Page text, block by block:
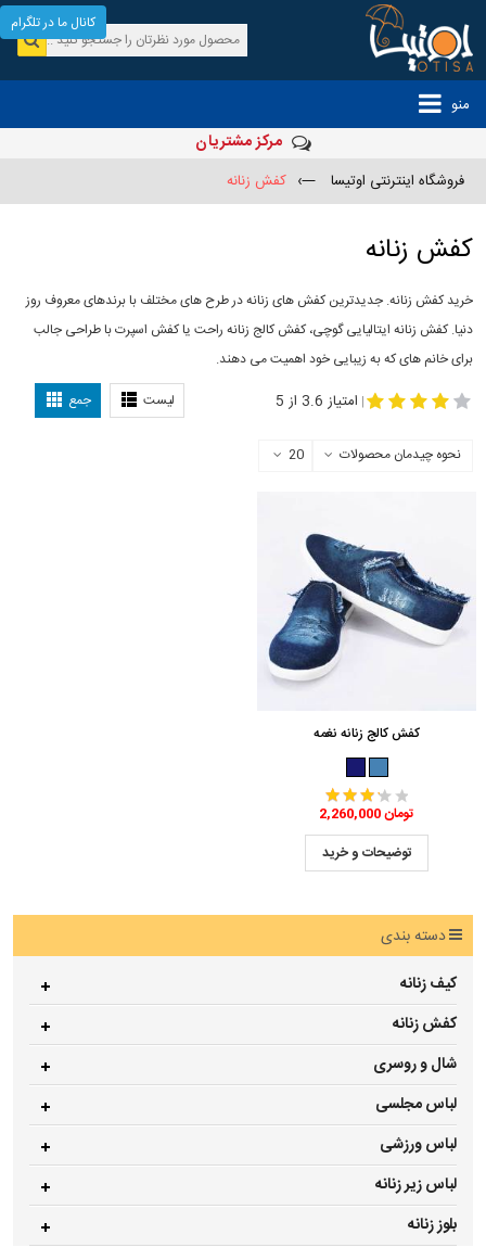
منو
مرکز مشتریان
فروشگاه اینترنتی اوتیسا —› کفش زنانه
کفش زنانه
خرید کفش زنانه. جدیدترین کفش های زنانه در طرح های مختلف با برندهای معروف روز
دنیا. کفش زنانه ایتالیایی گوچی، کفش کالج زنانه راحت یا کفش اسپرت با طراحی جالب
برای خانم های که به زیبایی خود اهمیت می دهند.
لیست جمع | امتیاز 3.6 از 5
نحوه چیدمان محصولات 20
کفش کالج زنانه نغمه
2,260,000 تومان
توضیحات و خرید
دسته بندی
کیف زنانه
کفش زنانه
شال و روسری
لباس مجلسی
لباس ورزشی
لباس زیر زنانه
بلوز زنانه
کانال ما در تلگرام